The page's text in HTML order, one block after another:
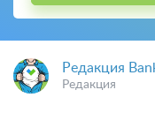
Редакция
Редакция